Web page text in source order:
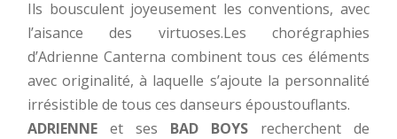
Ils bousculent joyeusement les conventions, avec
l’aisance des virtuoses.Les chorégraphies
d’Adrienne Canterna combinent tous ces éléments
avec originalité, à laquelle s’ajoute la personnalité
irrésistible de tous ces danseurs époustouflants.
ADRIENNE et ses BAD BOYSrecherchent de